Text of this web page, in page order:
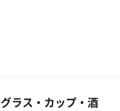
ラス・カップ・酒